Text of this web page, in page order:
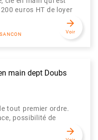
euros HT de loyer
arrow_forward
Voir
main dept Doubs
tout premier ordre.
possibilité de
arrow_forward